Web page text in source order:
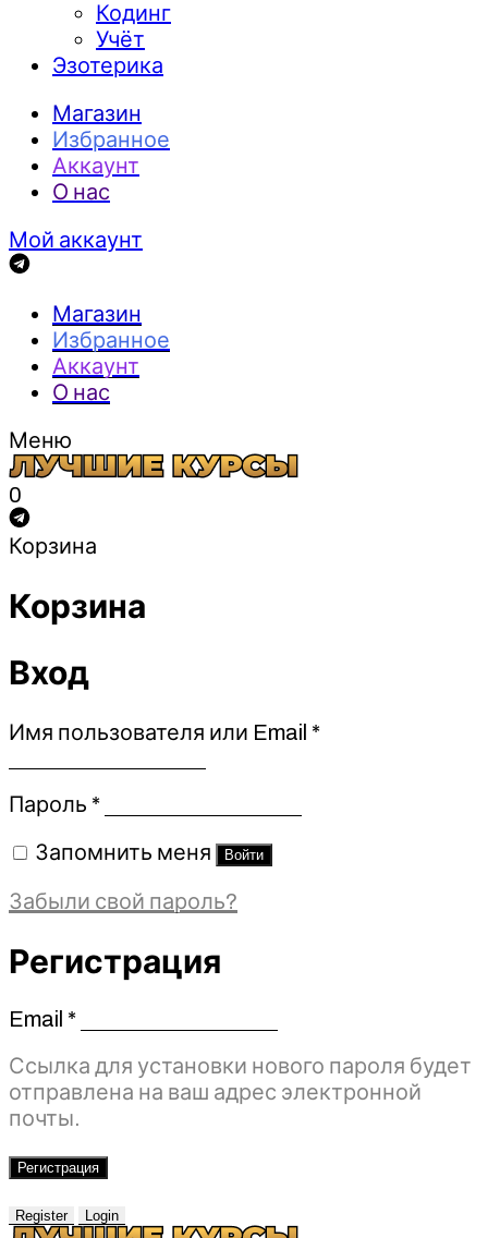
Кодинг
Учёт
Эзотерика
Магазин
Избранное
Аккаунт
О нас
Мой аккаунт
Магазин
Избранное
Аккаунт
О нас
Меню
0
Корзина
Корзина
Вход
Имя пользователя или Email *Обязательно
Пароль *Обязательно
Запомнить меня Войти
Забыли свой пароль?
Регистрация
Email *Обязательно
Ссылка для установки нового пароля будет
отправлена ​​на ваш адрес электронной
почты.
Регистрация
Register Login